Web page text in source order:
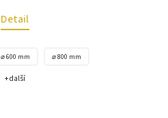
Detail
⌀ 600 mm ⌀ 800 mm
+ další